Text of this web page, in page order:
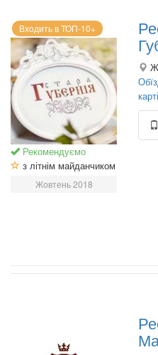
Входить в ТОП-10+
Рекомендуємо
з літнім майданчиком
Жовтень 2018
карті